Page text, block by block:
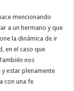
mencionando
a un hermano y que
la dinámica de ir
en el caso que
nos
estar plenamente
con una fe